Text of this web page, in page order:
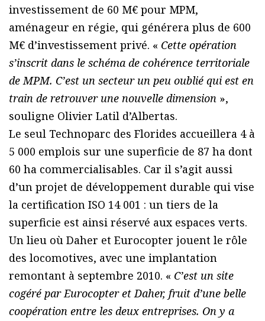
investissement de 60 M€ pour MPM,
aménageur en régie, qui générera plus de 600
M€ d’investissement privé. « Cette opération
s’inscrit dans le schéma de cohérence territoriale
de MPM. C’est un secteur un peu oublié qui est en
train de retrouver une nouvelle dimension »,
souligne Olivier Latil d’Albertas.
Le seul Technoparc des Florides accueillera 4 à
5 000 emplois sur une superficie de 87 ha dont
60 ha commercialisables. Car il s’agit aussi
d’un projet de développement durable qui vise
la certification ISO 14 001 : un tiers de la
superficie est ainsi réservé aux espaces verts.
Un lieu où Daher et Eurocopter jouent le rôle
des locomotives, avec une implantation
remontant à septembre 2010. « C’est un site
cogéré par Eurocopter et Daher, fruit d’une belle
coopération entre les deux entreprises. On y a